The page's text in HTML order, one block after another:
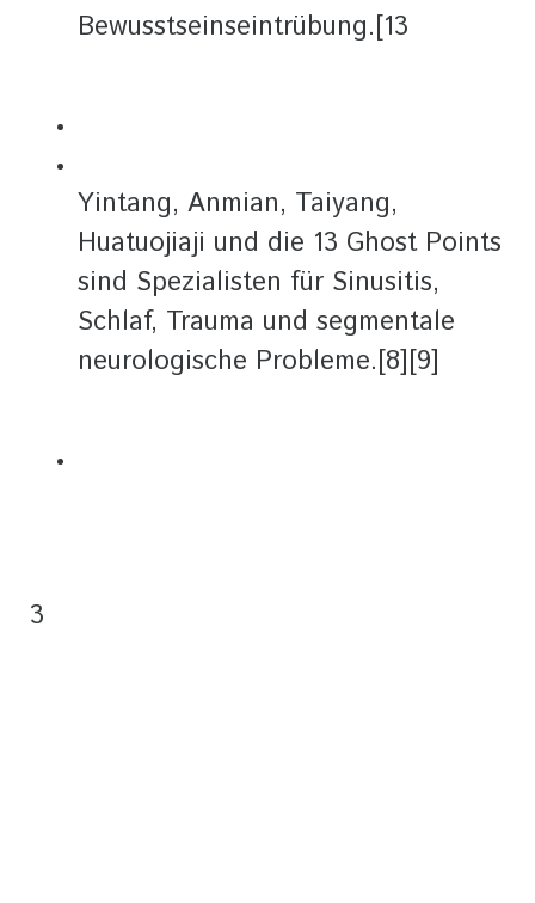
Bewusstseinseintrübung.[13
Yintang, Anmian, Taiyang,
Huatuojiaji und die 13 Ghost Points
sind Spezialisten für Sinusitis,
Schlaf, Trauma und segmentale
neurologische Probleme.[8][9]
3